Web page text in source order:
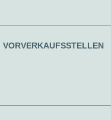
VORVERKAUFSSTELLEN